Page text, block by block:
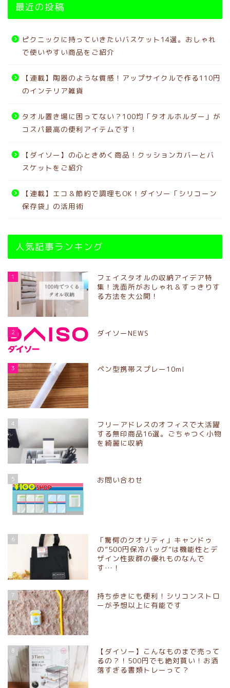
最近の投稿
ピクニックに持っていきたいバスケット14選。おしゃれ
で使いやすい商品をご紹介
【連載】陶器のような質感！アップサイクルで作る110円
のインテリア雑貨
タオル置き場に困ってない？100均「タオルホルダー」が
コスパ最高の便利アイテムです！
【ダイソー】の心ときめく商品！クッションカバーとバ
スケットをご紹介
【連載】エコ＆節約で調理もOK！ダイソー「シリコーン
保存袋」の活用術
人気記事ランキング
1
フェイスタオルの収納アイデア特
集！洗面所がおしゃれ＆すっきりす
る方法を大公開！
2 ダイソーNEWS
3 ペン型携帯スプレー10ml
4
フリーアドレスのオフィスで大活躍
する無印商品16選。ごちゃつく小物
を綺麗に収納
5 お問い合わせ
6
「驚愕のクオリティ」キャンドゥ
の”500円保冷バッグ”は機能性とデ
ザイン性抜群の優れものなんで
す…！
7
持ち歩きにも便利！シリコンストロ
ーが予想以上に有能です
8
【ダイソー】こんなものまで売って
るの？！500円でも絶対買い！お洒
落すぎる書類トレーって？